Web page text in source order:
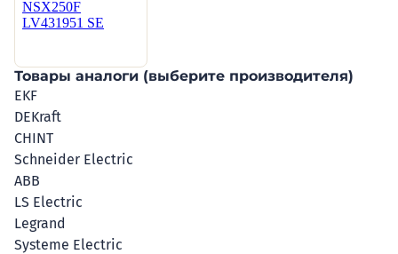
Товары аналоги (выберите производителя)
EKF
DEKraft
CHINT
Schneider Electric
ABB
LS Electric
Legrand
Systeme Electric